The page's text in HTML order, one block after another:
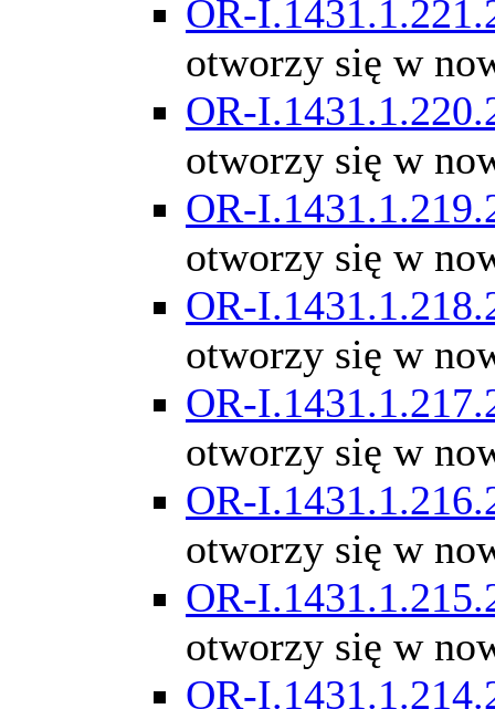
OR-
otworzy się w
OR-
otworzy się w
OR-
otworzy się w
OR-
otworzy się w
OR-
otworzy się w
OR-
otworzy się w
OR-
otworzy się w
OR-